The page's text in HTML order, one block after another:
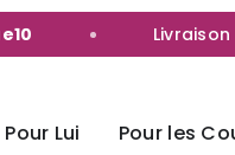
Livraison
Pour Lui Pour les